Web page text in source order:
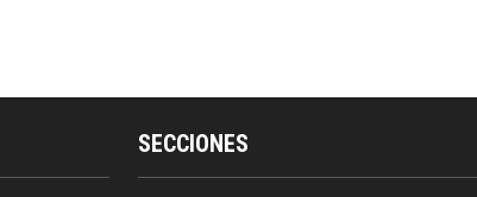
SECCIONES